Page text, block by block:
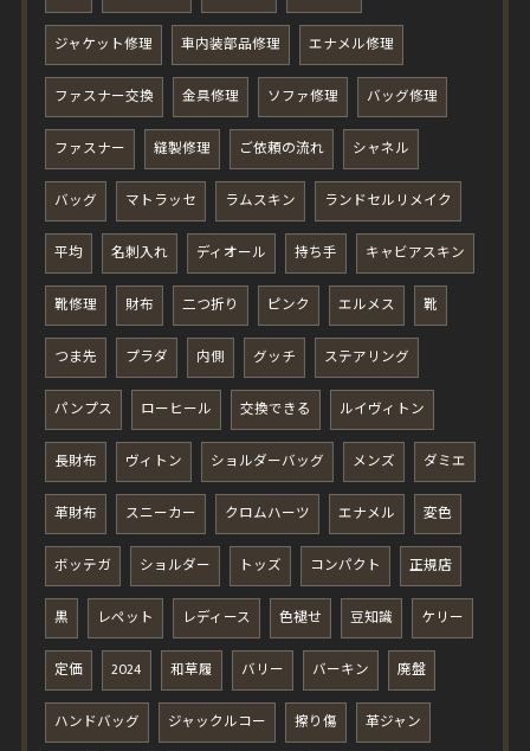
ジャケット修理 車内装部品修理 エナメル修理
ファスナー交換 金具修理 ソファ修理 バッグ修理
ファスナー 縫製修理 ご依頼の流れ シャネル
バッグ マトラッセ ラムスキン ランドセルリメイク
平均 名刺入れ ディオール 持ち手 キャビアスキン
靴修理 財布 二つ折り ピンク エルメス 靴
つま先 プラダ 内側 グッチ ステアリング
パンプス ローヒール 交換できる ルイヴィトン
長財布 ヴィトン ショルダーバッグ メンズ ダミエ
革財布 スニーカー クロムハーツ エナメル 変色
ボッテガ ショルダー トッズ コンパクト 正規店
黒 レペット レディース 色褪せ 豆知識 ケリー
定価 2024 和草履 バリー バーキン 廃盤
ハンドバッグ ジャックルコー 擦り傷 革ジャン